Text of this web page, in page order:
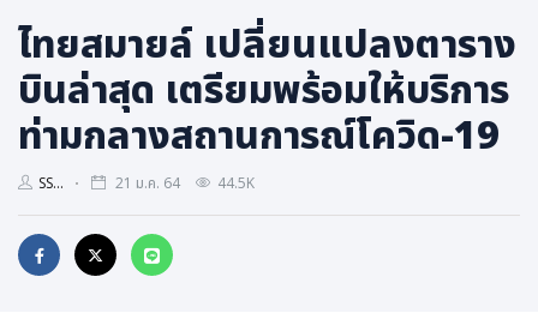
การเกษตร
พลังงาน, สิ่งแวดล้อม
ยานยนต์
ขนส่ง
กิจกรรม
ไทยสมายล์ เปลี่ยนแปลงตาราง
บินล่าสุด เตรียมพร้อมให้บริการ
ท่ามกลางสถานการณ์โควิด-19
SS... 21 ม.ค. 64 44.5K